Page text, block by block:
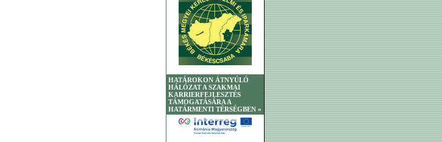
HATÁROKON ÁTNYÚLÓ
HÁLÓZAT A SZAKMAI
KARRIERFEJLESZTÉS
TÁMOGATÁSÁRA A
HATÁRMENTI TÉRSÉGBEN »